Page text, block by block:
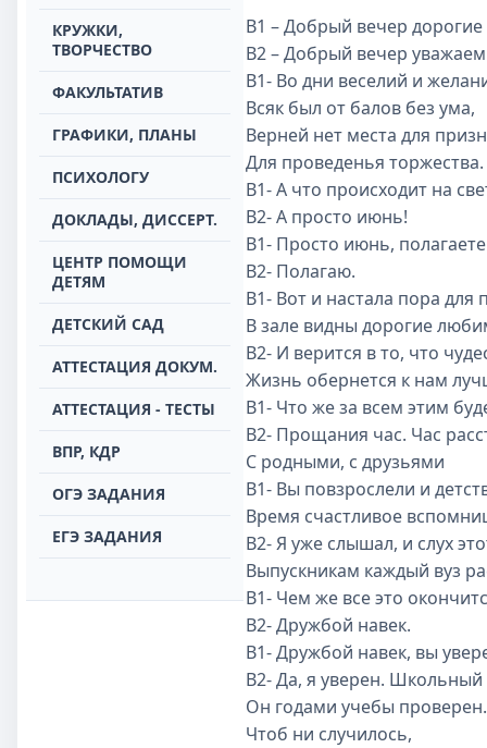
КРУЖКИ,
ТВОРЧЕСТВО
ФАКУЛЬТАТИВ
ГРАФИКИ, ПЛАНЫ
ПСИХОЛОГУ
ДОКЛАДЫ, ДИССЕРТ.
ЦЕНТР ПОМОЩИ
ДЕТЯМ
ДЕТСКИЙ САД
АТТЕСТАЦИЯ ДОКУМ.
АТТЕСТАЦИЯ - ТЕСТЫ
ВПР, КДР
ОГЭ ЗАДАНИЯ
ЕГЭ ЗАДАНИЯ
В1 – Добрый вечер дорогие
В2 – Добрый вечер
В1- Во дни веселий и
Всяк был от балов без ума,
Верней нет места для
Для проведенья торжества.
В1- А что происходит на
В2- А просто июнь!
В1- Просто июнь,
В2- Полагаю.
В1- Вот и настала пора
В зале видны дорогие
В2- И верится в то, что
Жизнь обернется к нам
В1- Что же за всем этим
В2- Прощания час. Час
С родными, с друзьями
В1- Вы повзрослели и
Время счастливое
В2- Я уже слышал, и слух
Выпускникам каждый вуз
В1- Чем же все это
В2- Дружбой навек.
В1- Дружбой навек, вы
В2- Да, я уверен. Школьный
Он годами учебы проверен.
Чтоб ни случилось,